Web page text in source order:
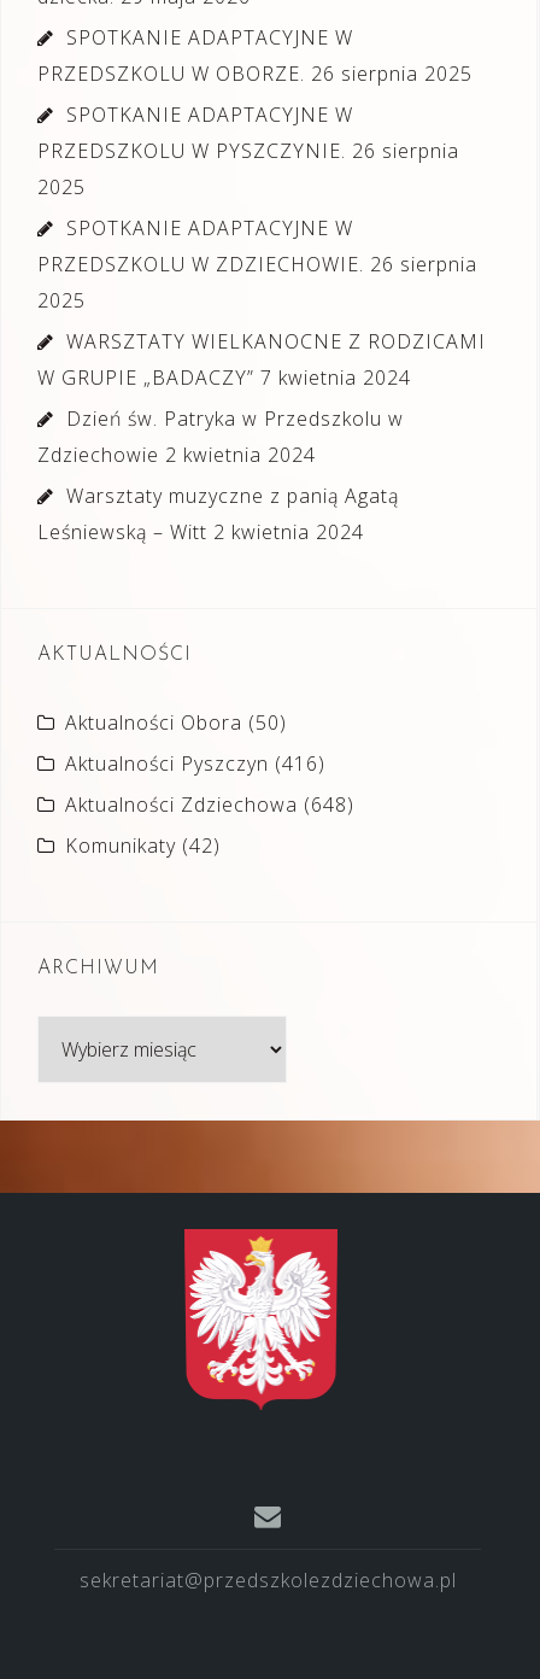
SPOTKANIE ADAPTACYJNE W
PRZEDSZKOLU W OBORZE. 26 sierpnia 2025
SPOTKANIE ADAPTACYJNE W
PRZEDSZKOLU W PYSZCZYNIE. 26 sierpnia
2025
SPOTKANIE ADAPTACYJNE W
PRZEDSZKOLU W ZDZIECHOWIE. 26 sierpnia
2025
WARSZTATY WIELKANOCNE Z RODZICAMI
W GRUPIE „BADACZY” 7 kwietnia 2024
Dzień św. Patryka w Przedszkolu w
Zdziechowie 2 kwietnia 2024
Warsztaty muzyczne z panią Agatą
Leśniewską – Witt 2 kwietnia 2024
AKTUALNOŚCI
Aktualności Obora (50)
Aktualności Pyszczyn (416)
Aktualności Zdziechowa (648)
Komunikaty (42)
ARCHIWUM
sekretariat@przedszkolezdziechowa.pl